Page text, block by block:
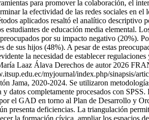
para promover la colaboración, el
la efectividad de las redes sociales en
aplicados resaltó el analítico
estudiantes de educación media elemental.
por su impacto negativo (20%).
sus hijos (48%). A pesar de estas
la necesidad de establecer
Laaz Álava Derechos de autor 2026
myjournal/index.php/sinapsis/
Jama, 2020-2024. Se utilizaron
datos completamente procesados con
el GAD en torno al Plan de Desarrollo y
presenta deficiencias. La triangulación
la formación cívica, ampliar los espacios